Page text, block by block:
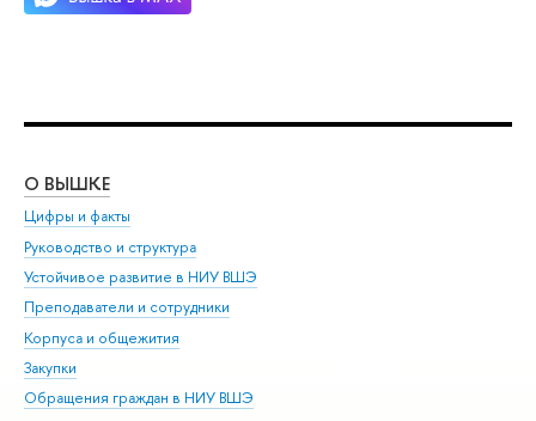
О ВЫШКЕ
Цифры и факты
Руководство и структура
Устойчивое развитие в НИУ ВШЭ
Преподаватели и сотрудники
Корпуса и общежития
Закупки
Обращения граждан в НИУ ВШЭ